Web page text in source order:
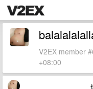
V2EX member
+08:00